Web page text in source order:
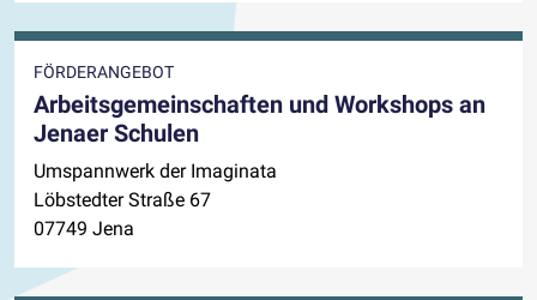
FÖRDERANGEBOT
Arbeitsgemeinschaften und Workshops an
Jenaer Schulen
Umspannwerk der Imaginata
Löbstedter Straße 67
07749 Jena